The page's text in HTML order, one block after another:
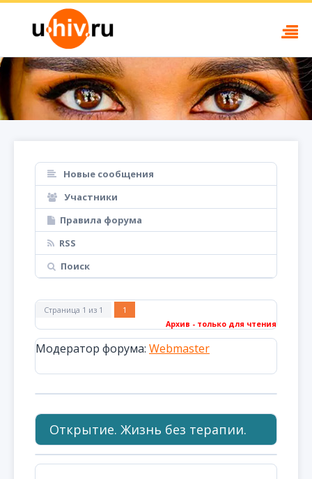
Новые сообщения
Участники
Правила форума
RSS
Поиск
Страница 1 из 1 1
Архив - только для чтения
Модератор форума: Webmaster
Открытие. Жизнь без терапии.